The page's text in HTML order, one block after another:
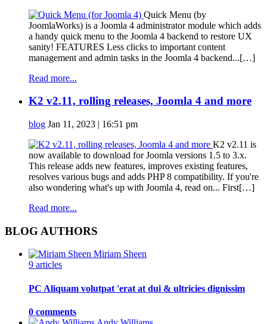
Quick Menu (by
JoomlaWorks) is a Joomla 4 administrator module which adds
a handy quick menu to the Joomla 4 backend to restore UX
sanity! FEATURES Less clicks to important content
management and admin tasks in the Joomla 4 backend...[…]
Read more...
K2 v2.11, rolling releases, Joomla 4 and more
blog Jan 11, 2023 | 16:51 pm
K2 v2.11 is
now available to download for Joomla versions 1.5 to 3.x.
This release adds new features, improves existing features,
resolves various bugs and adds PHP 8 compatibility. If you're
also wondering what's up with Joomla 4, read on... First[…]
Read more...
BLOG AUTHORS
Miriam Sheen
9 articles
PC Aliquam volutpat 'erat at dui & ultricies dignissim
0 comments